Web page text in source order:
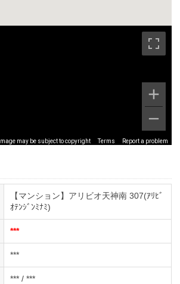
Image may be subject to copyright Terms Report a problem
【マンション】アリビオ天神南 307(ｱﾘﾋﾞ
ｵﾃﾝｼﾞﾝﾐﾅﾐ)
***
***
*** / ***